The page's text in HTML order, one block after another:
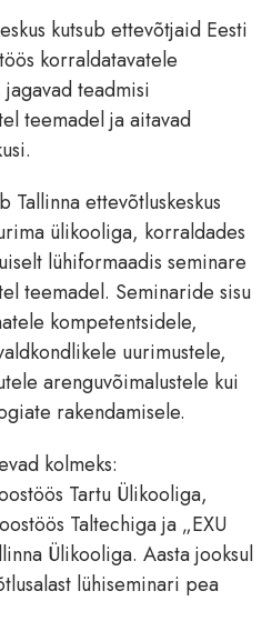
kutsub ettevõtjaid Eesti
korraldatavatele
jagavad teadmisi
teemadel ja aitavad
Tallinna ettevõtluskeskus
ülikooliga, korraldades
lühiformaadis seminare
teemadel. Seminaride sisu
kompetentsidele,
uurimustele,
arenguvõimalustele kui
rakendamisele.
kolmeks:
Tartu Ülikooliga,
Taltechiga ja „EXU
Ülikooliga. Aasta jooksul
lühiseminari pea